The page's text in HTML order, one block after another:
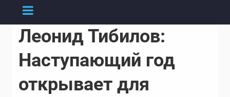
Леонид Тибилов:
Наступающий год
открывает для